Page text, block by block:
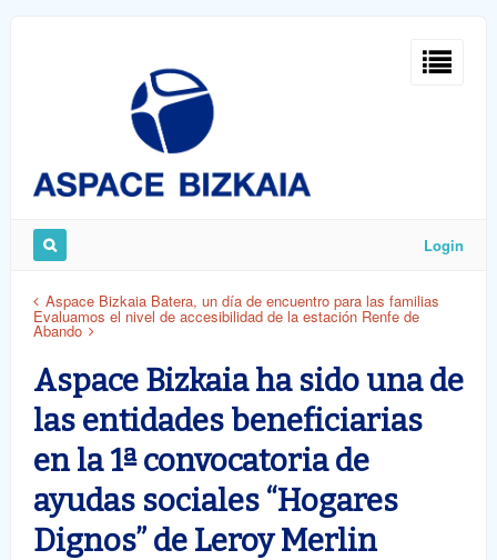
Remember
Me
Login
Aspace Bizkaia Batera, un día de encuentro para las familias
Evaluamos el nivel de accesibilidad de la estación Renfe de
Abando
Aspace Bizkaia ha sido una de
las entidades beneficiarias
en la 1ª convocatoria de
ayudas sociales “Hogares
Dignos” de Leroy Merlin